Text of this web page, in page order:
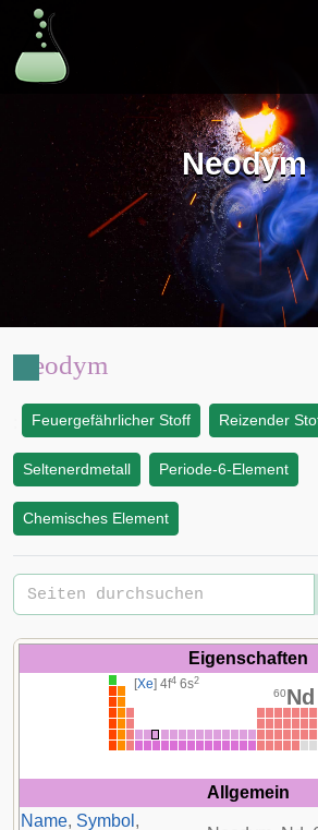
Neodym
Neodym
Feuergefährlicher Stoff Reizender
Seltenerdmetall Periode-6-Element
Chemisches Element
Eigenschaften
[Xe] 4f46s2
60Nd
Allgemein
Name, Symbol ,